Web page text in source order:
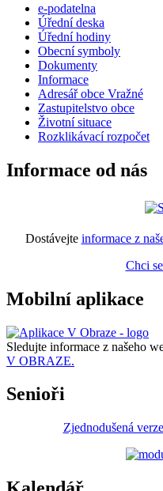
e-podatelna
Úřední deska
Úřední hodiny
Obecní symboly
Dokumenty
Informace
Adresář obce Vražné
Zastupitelstvo obce
Životní situace
Rozklikávací rozpočet
Informace od nás
Dostávejte informace z
Chci
Mobilní aplikace
Sledujte informace z našeho
V OBRAZE.
Senioři
Zjednodušená